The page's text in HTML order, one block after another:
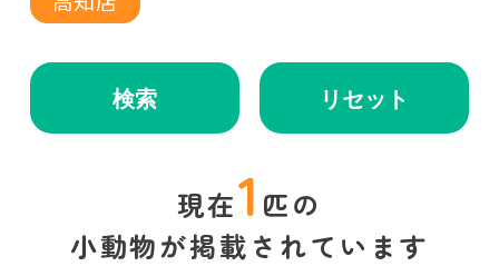
検索 リセット
現在1 匹の
小動物が掲載されています